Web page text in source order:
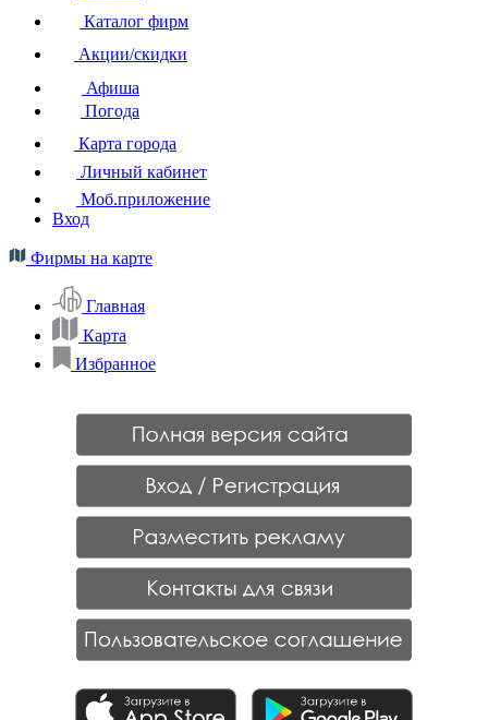
Каталог фирм
Акции/скидки
Афиша
Погода
Карта города
Личный кабинет
Моб.приложение
Вход
Фирмы на карте
Главная
Карта
Избранное